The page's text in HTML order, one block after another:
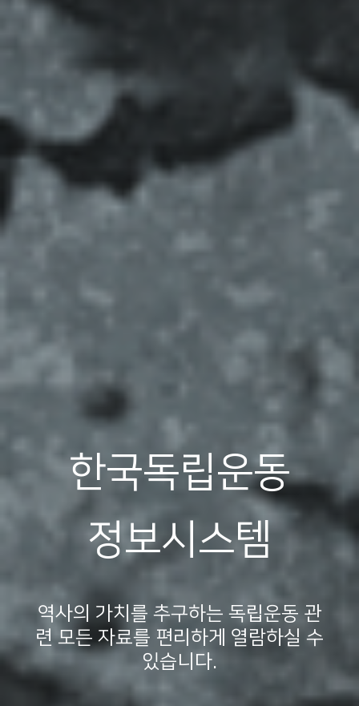
한국독립운동
정보시스템
역사의 가치를 추구하는 독립운동 관
련 모든 자료를 편리하게 열람하실 수
있습니다.